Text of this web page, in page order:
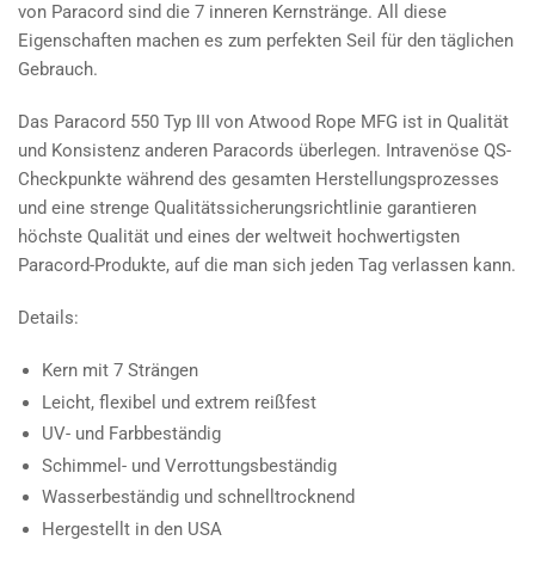
von Paracord sind die 7 inneren Kernstränge. All diese
Eigenschaften machen es zum perfekten Seil für den täglichen
Gebrauch.
Das Paracord 550 Typ III von Atwood Rope MFG ist in Qualität
und Konsistenz anderen Paracords überlegen. Intravenöse QS-
Checkpunkte während des gesamten Herstellungsprozesses
und eine strenge Qualitätssicherungsrichtlinie garantieren
höchste Qualität und eines der weltweit hochwertigsten
Paracord-Produkte, auf die man sich jeden Tag verlassen kann.
Details:
Kern mit 7 Strängen
Leicht, flexibel und extrem reißfest
UV- und Farbbeständig
Schimmel- und Verrottungsbeständig
Wasserbeständig und schnelltrocknend
Hergestellt in den USA